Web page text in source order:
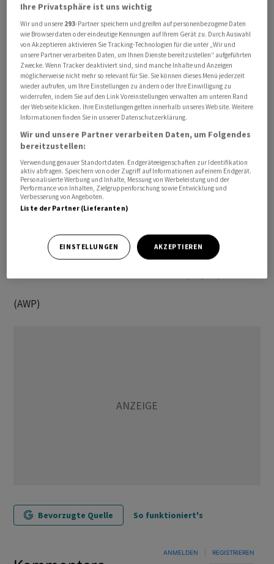
Konkret widerspricht der Iran Trumps Aussagen in drei
Punkten: Erstens habe Trump ignoriert, dass
unmittelbar nach Unterzeichnung zwölf Milliarden
Dollar aus eingefrorenen iranischen Auslandskonten
freigegeben werden müssten. Ohne diese Freigabe
werde der Iran in keine weiteren Verhandlungsphasen
eintreten.
Zweitens enthalte das Abkommen keine Bestimmung
zur gebührenfreien Öffnung der Strasse von Hormus,
hiess es weiter. Drittens weise der Iran die Aussage
zurück, das angereicherte Uran solle abgebaut oder
vernichtet werden - die Absichtserklärung enthalte
keine solche Bestimmung.
Zudem weist der Iran auf die Forderung eines
vollständigen Waffenstillstands im Libanon hin - im
(AWP)
Bevorzugte Quelle So funktioniert's
ANMELDEN REGISTRIEREN
Ihre Privatsphäre ist uns wichtig
Wir und unsere 293-Partner speichern und greifen auf personenbezogene Daten
wie Browserdaten oder eindeutige Kennungen auf Ihrem Gerät zu. Durch Auswahl
von Akzeptieren aktivieren Sie Tracking-Technologien für die unter „Wir und
unsere Partner verarbeiten Daten, um Ihnen Dienste bereitzustellen“ aufgeführten
Zwecke. Wenn Tracker deaktiviert sind, sind manche Inhalte und Anzeigen
möglicherweise nicht mehr so relevant für Sie. Sie können dieses Menü jederzeit
wieder aufrufen, um Ihre Einstellungen zu ändern oder Ihre Einwilligung zu
widerrufen, indem Sie auf den Link Voreinstellungen verwalten am unteren Rand
der Webseite klicken. Ihre Einstellungen gelten innerhalb unseres Website. Weitere
Informationen finden Sie in unserer Datenschutzerklärung.
Wir und unsere Partner verarbeiten Daten, um Folgendes
bereitzustellen:
Verwendung genauer Standortdaten. Endgeräteeigenschaften zur Identifikation
aktiv abfragen. Speichern von oder Zugriff auf Informationen auf einem Endgerät.
Personalisierte Werbung und Inhalte, Messung von Werbeleistung und der
Performance von Inhalten, Zielgruppenforschung sowie Entwicklung und
Verbesserung von Angeboten.
Liste der Partner (Lieferanten)
EINSTELLUNGEN AKZEPTIEREN